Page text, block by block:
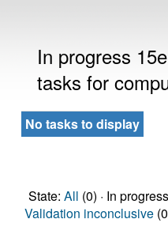
In progress
tasks for
No tasks to display
State: All (0) · In
Validation inconclusive